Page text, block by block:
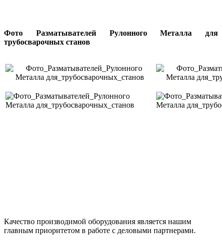
Фото
Разматывателей Рулонного Металла для
трубосварочных станов
Качество производимой оборудования является нашим
главным приоритетом в работе с деловыми партнерами.